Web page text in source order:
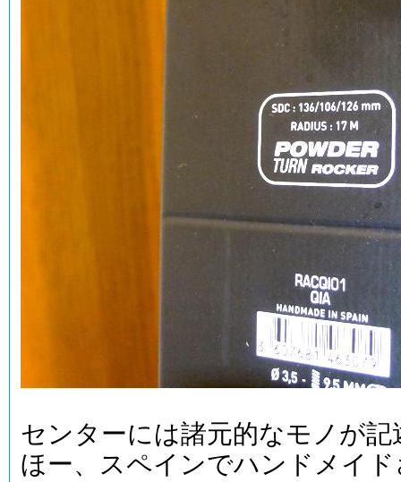
センターには諸元的なモノが
ほー、スペインでハンドメイ